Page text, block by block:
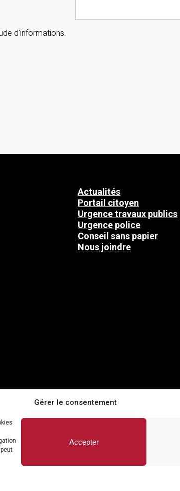
Gérer le consentement
Accepter
d’informations.
Actualités
Portail citoyen
Urgence travaux publics
Urgence police
Conseil sans papier
Nous joindre